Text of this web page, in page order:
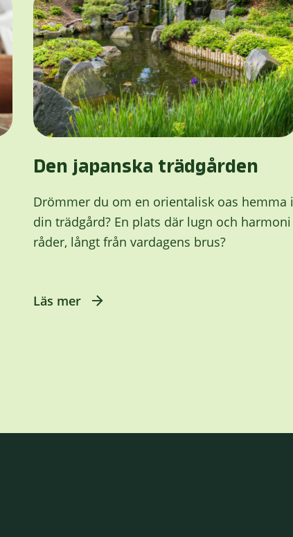
Den japanska trädgården
Drömmer du om en orientalisk oas hemma i
din trädgård? En plats där lugn och harmoni
råder, långt från vardagens brus?
Läs mer